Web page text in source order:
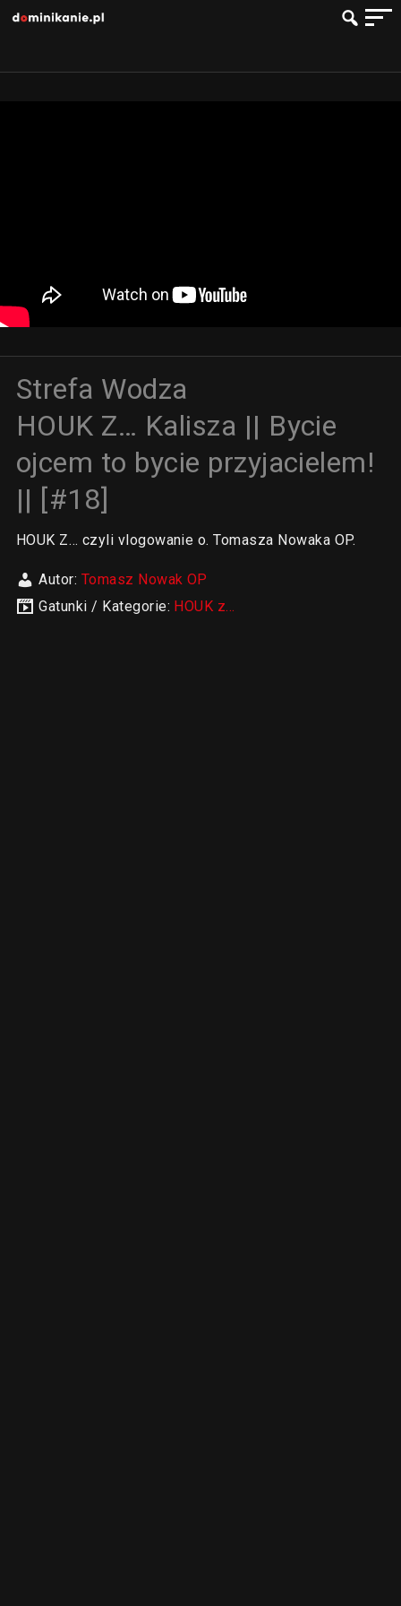
Strefa Wodza
HOUK Z… Kalisza || Bycie
ojcem to bycie przyjacielem!
|| [#18]
HOUK Z… czyli vlogowanie o. Tomasza Nowaka OP.
Autor: Tomasz Nowak OP
Gatunki / Kategorie: HOUK z...